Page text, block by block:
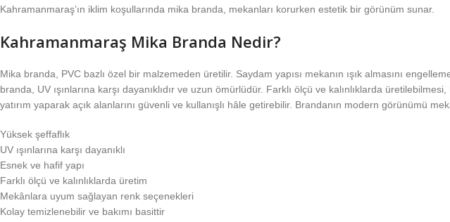
Kahramanmaraş’ın iklim koşullarında mika branda, mekanları korurken estetik bir görünüm sunar.
Kahramanmaraş Mika Branda Nedir?
Mika branda, PVC bazlı özel bir malzemeden üretilir. Saydam yapısı mekanın ışık almasını
branda, UV ışınlarına karşı dayanıklıdır ve uzun ömürlüdür. Farklı ölçü ve kalınlıklarda
yatırım yaparak açık alanlarını güvenli ve kullanışlı hâle getirebilir. Brandanın modern görünümü
Yüksek şeffaflık
UV ışınlarına karşı dayanıklı
Esnek ve hafif yapı
Farklı ölçü ve kalınlıklarda üretim
Mekânlara uyum sağlayan renk seçenekleri
Kolay temizlenebilir ve bakımı basittir